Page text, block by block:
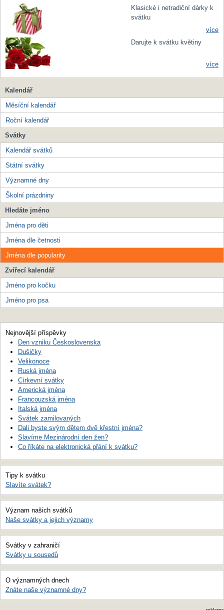
Klasické i netradiční dárky k
svátku
více
Darujte k svátku květiny
více
Kalendář
Měsíční kalendář
Roční kalendář
Svátky
Kalendář svátků
Státní svátky
Významné dny
Školní prázdniny
Hledáte jméno
Jména pro děti
Jména dle četnosti
Jména dle popularity
Zvířecí kalendář
Jméno pro kočku
Jméno pro psa
Nejnovější příspěvky
Den vzniku Československa
Dušičky
Velikonoce
Ruská jména
Církevní svátky
Americká jména
Francouzská jména
Italská jména
Svátek zamilovaných
Dali byste svým dětem dvě křestní jména?
Slavíme Mezinárodní den žen?
Co říkáte na elektronická přání k svátku?
Tipy k svátku
Slavíte svátek?
Význam našich svátků
Naše svátky a jejich významy
Svátky v zahraničí
Svátky u sousedů
O významných dnech
Znáte naše významné dny?